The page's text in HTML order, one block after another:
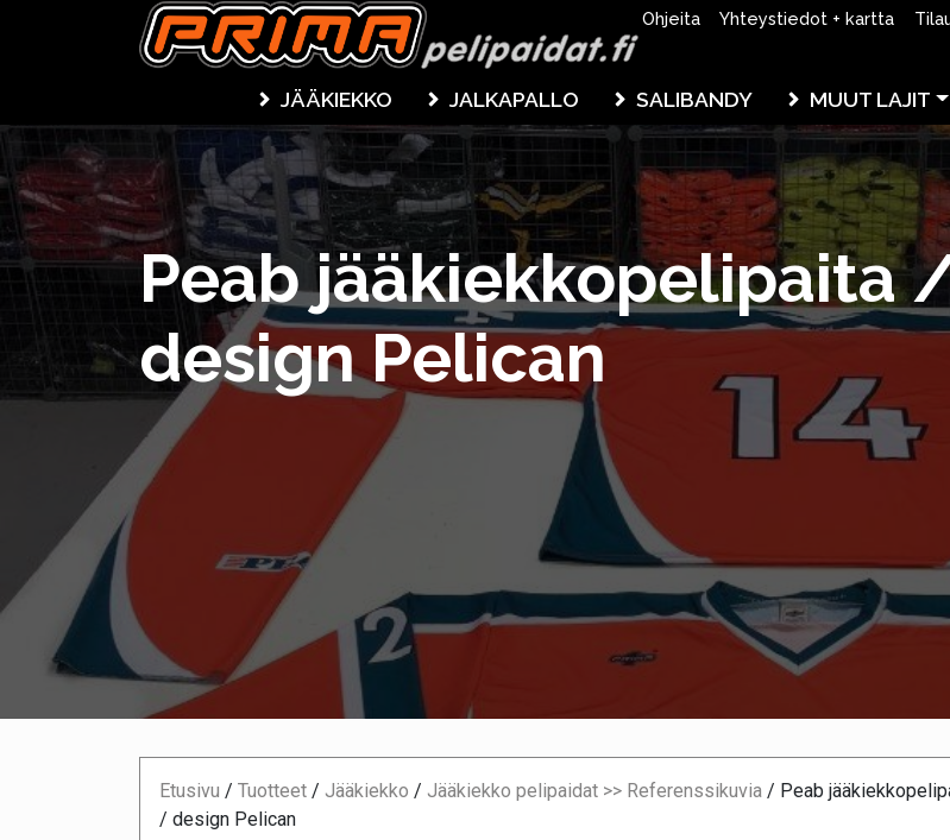
Ohjeita Yhteystiedot + kartta
JÄÄKIEKKO JALKAPALLO SALIBANDY MUUT LAJIT
Peab jääkiekkopelipaita
design Pelican
Etusivu / Tuotteet / Jääkiekko / Jääkiekko pelipaidat >> Referenssikuvia / Peab
/ design Pelican